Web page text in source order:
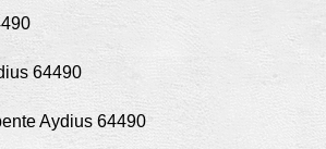
64490
Aydius 64490